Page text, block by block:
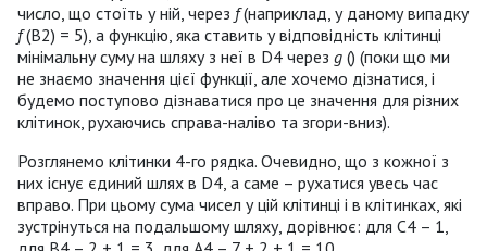
число, що стоїть у ній, через f(наприклад, у даному випадку
f(B2) = 5), а функцію, яка ставить у відповідність клітинці
мінімальну суму на шляху з неї в D4 через g () (поки що ми
не знаємо значення цієї функції, але хочемо дізнатися, і
будемо поступово дізнаватися про це значення для різних
клітинок, рухаючись справа-наліво та згори-вниз).
Розглянемо клітинки 4-го рядка. Очевидно, що з кожної з
них існує єдиний шлях в D4, а саме – рухатися увесь час
вправо. При цьому сума чисел у цій клітинці і в клітинках, які
зустрінуться на подальшому шляху, дорівнює: для С4 – 1,